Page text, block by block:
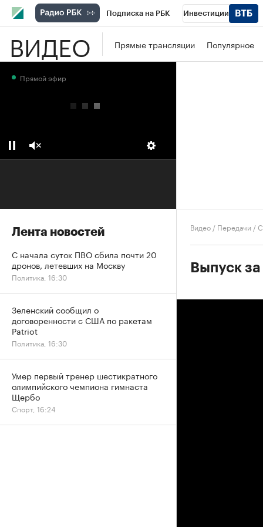
Подписка на РБК Инвестиции
ВИДЕО Прямые трансляции Популярное
Видео / Передачи /
Выпуск
Прямой эфир
Лента новостей
С начала суток ПВО сбила почти 20
дронов, летевших на Москву
Политика, 16:30
Зеленский сообщил о
договоренности с США по ракетам
Patriot
Политика, 16:30
Умер первый тренер шестикратного
олимпийского чемпиона гимнаста
Щербо
Спорт, 16:24